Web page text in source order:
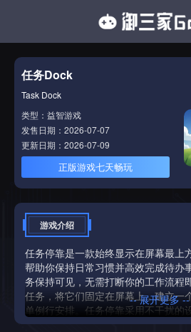
任务Dock
Task Dock
类型：益智游戏
发售日期：2026-07-07
更新日期：2026-07-09
正版游戏七天畅玩
游戏介绍
任务停靠是一款始终显示在屏幕最上
帮助你保持日常习惯并高效完成待办
务保持可见，无需打断你的工作流程
任务，将它们固定在屏幕上，建立一
单例行安排。任务停靠采用不干扰的
工作时，任务都能安静地保持可见，
-- 展开更多 --